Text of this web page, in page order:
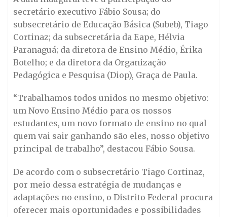
secretário executivo Fábio Sousa; do
subsecretário de Educação Básica (Subeb), Tiago
Cortinaz; da subsecretária da Eape, Hélvia
Paranaguá; da diretora de Ensino Médio, Érika
Botelho; e da diretora da Organização
Pedagógica e Pesquisa (Diop), Graça de Paula.
“Trabalhamos todos unidos no mesmo objetivo:
um Novo Ensino Médio para os nossos
estudantes, um novo formato de ensino no qual
quem vai sair ganhando são eles, nosso objetivo
principal de trabalho”, destacou Fábio Sousa.
De acordo com o subsecretário Tiago Cortinaz,
por meio dessa estratégia de mudanças e
adaptações no ensino, o Distrito Federal procura
oferecer mais oportunidades e possibilidades